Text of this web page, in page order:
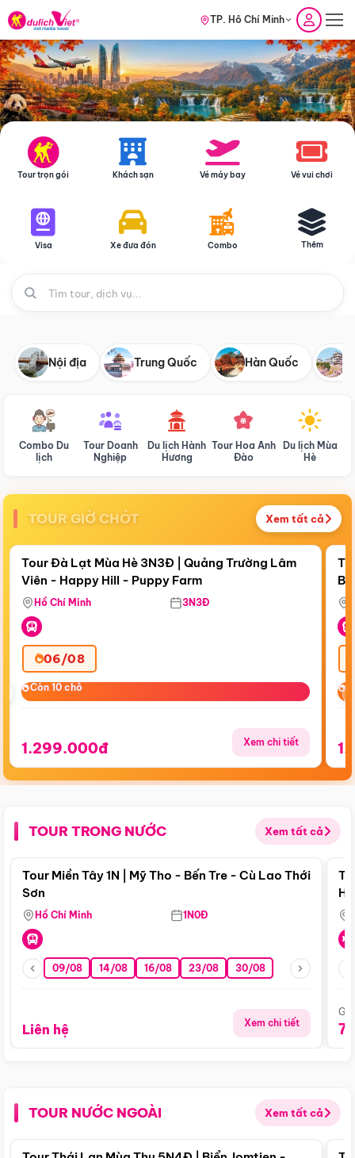
TP. Hồ Chí Minh
Tour trọn gói Khách sạn Vé máy bay Vé vui chơi
Visa Xe đưa đón Combo Thêm
Nội địa Trung Quốc Hàn Quốc
Combo Du
lịch
Tour Doanh
Nghiệp
Du lịch Hành
Hương
Tour Hoa Anh
Đào
Du lịch Mùa
Hè
TOUR GIỜ CHÓT Xem tất cả
Còn18:05:56
Điểm nổi bật
Tour Đà Lạt Mùa Hè 3N3Đ | Quảng Trường Lâm
Viên - Happy Hill - Puppy Farm
Hồ Chí Minh 3N3Đ
06/08
Còn 10 chỗ
Còn 10 chỗ
1.299.000đ Xem chi tiết
TOUR TRONG NƯỚC Xem tất cả
Điểm nổi bật
Tour Miền Tây 1N | Mỹ Tho - Bến Tre - Cù Lao Thới
Sơn
Hồ Chí Minh 1N0Đ
09/08 14/08 16/08 23/08 30/08
Liên hệ Xem chi tiết
TOUR NƯỚC NGOÀI Xem tất cả
Điểm nổi bật